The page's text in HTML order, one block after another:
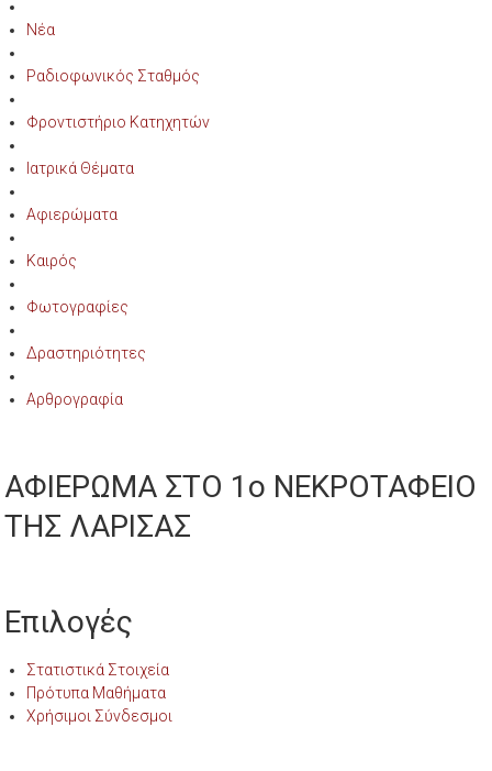
Νέα
Ραδιοφωνικός Σταθμός
Φροντιστήριο Κατηχητών
Ιατρικά Θέματα
Αφιερώματα
Καιρός
Φωτογραφίες
Δραστηριότητες
Αρθρογραφία
ΑΦΙΕΡΩΜΑ ΣΤΟ 1ο ΝΕΚΡΟΤΑΦΕΙΟ
ΤΗΣ ΛΑΡΙΣΑΣ
Επιλογές
Στατιστικά Στοιχεία
Πρότυπα Μαθήματα
Χρήσιμοι Σύνδεσμοι